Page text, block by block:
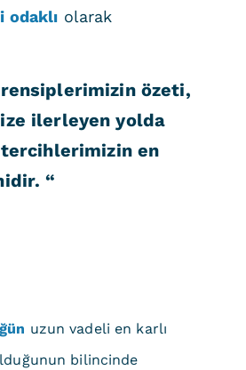
odaklı olarak
özeti,
ilerleyen yolda
tercihlerimizin en
“
uzun vadeli en karlı
bilincinde